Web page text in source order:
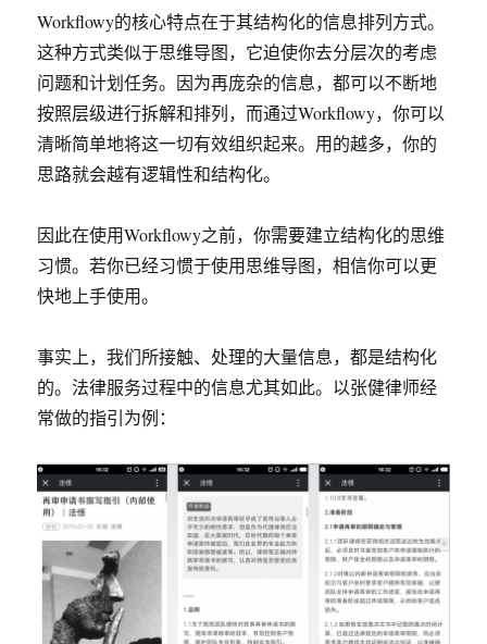
Workflowy的核心特点在于其结构化的信息排列方式。
这种方式类似于思维导图，它迫使你去分层次的考虑
问题和计划任务。因为再庞杂的信息，都可以不断地
按照层级进行拆解和排列，而通过Workflowy，你可以
清晰简单地将这一切有效组织起来。用的越多，你的
思路就会越有逻辑性和结构化。
因此在使用Workflowy之前，你需要建立结构化的思维
习惯。若你已经习惯于使用思维导图，相信你可以更
快地上手使用。
事实上，我们所接触、处理的大量信息，都是结构化
的。法律服务过程中的信息尤其如此。以张健律师经
常做的指引为例：